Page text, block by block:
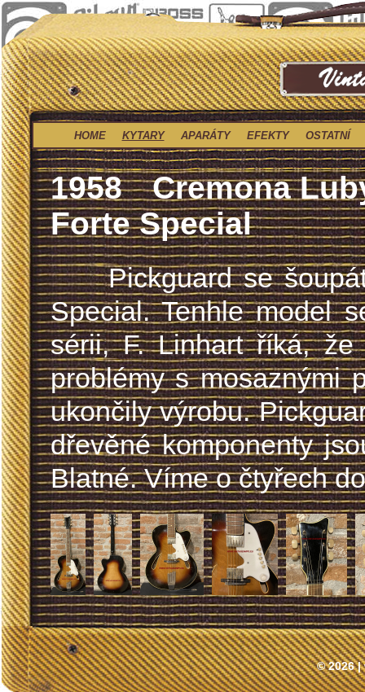
HOME KYTARY APARÁTY EFEKTY OSTATNÍ
1958 Cremona
Forte Special
Pickguard se
Special. Tenhle model
sérii, F. Linhart říká,
problémy s mosaznými
ukončily výrobu.
dřevěné komponenty
Blatné. Víme o čtyřech
© 2026 |